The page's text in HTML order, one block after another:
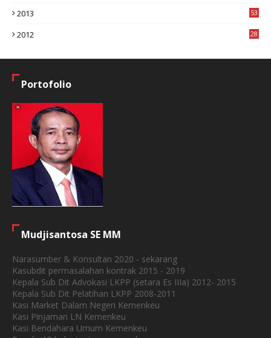
2013
53
2012
28
Portofolio
Mudjisantosa SE MM
Narasumber & Konsultan 2020 - sekarang
Kasubdit permasalahan kontrak 2015 - 2019
Kepala Sub Dit Advokasi LKPP (setara Es IIIa) 2012- 2015
Kepala Sub Dit Pelatihan LKPP 2008-2011
Kasi Market Dalam Negeri Kemenkeu
Kasi Pinjaman LN Kemenkeu
Kasi Bendahara Umum Kemenkeu